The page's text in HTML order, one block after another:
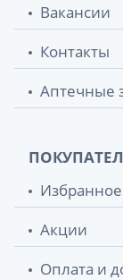
Вакансии
Контакты
Аптечные
Избранное
Акции
Оплата и